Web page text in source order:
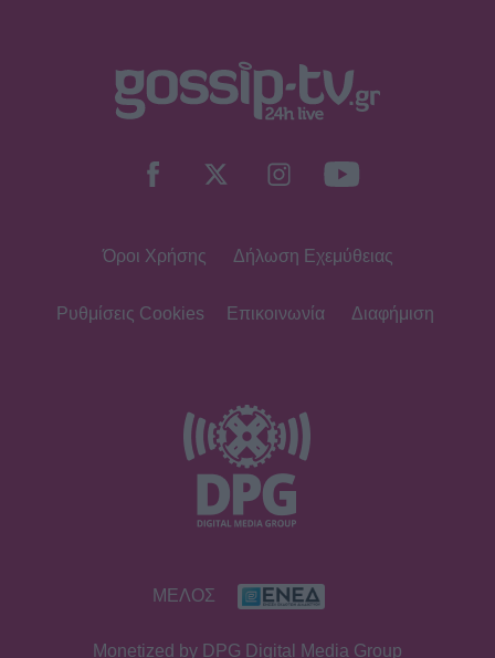
Όροι Χρήσης Δήλωση Εχεμύθειας
Ρυθμίσεις Cookies Επικοινωνία Διαφήμιση
ΜΕΛΟΣ
Monetized by DPG Digital Media Group